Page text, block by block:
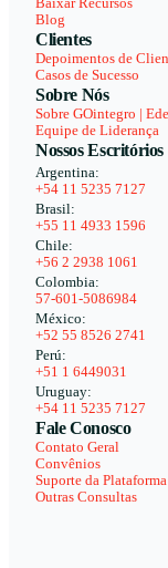
Baixar Recursos
Blog
Clientes
Depoimentos de
Casos de Sucesso
Sobre Nós
Sobre GOintegro |
Equipe de Liderança
Nossos Escritórios
Argentina:
+54 11 5235 7127
Brasil:
+55 11 4933 1596
Chile:
+56 2 2938 1061
Colombia:
57-601-5086984
México:
+52 55 8526 2741
Perú:
+51 1 6449031
Uruguay:
+54 11 5235 7127
Fale Conosco
Contato Geral
Convênios
Suporte da Plataforma
Outras Consultas